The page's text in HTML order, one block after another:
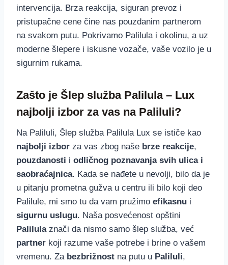
intervencija. Brza reakcija, siguran prevoz i
pristupačne cene čine nas pouzdanim partnerom
na svakom putu. Pokrivamo Palilula i okolinu, a uz
moderne šlepere i iskusne vozače, vaše vozilo je u
sigurnim rukama.
Zašto je Šlep služba Palilula – Lux
najbolji izbor za vas na Paliluli?
Na Paliluli, Šlep služba Palilula Lux se ističe kao
najbolji izbor za vas zbog naše brze reakcije,
pouzdanosti i odličnog poznavanja svih ulica i
saobraćajnica. Kada se nađete u nevolji, bilo da je
u pitanju prometna gužva u centru ili bilo koji deo
Palilule, mi smo tu da vam pružimo efikasnu i
sigurnu uslugu. Naša posvećenost opštini
Palilulaznači da nismo samo šlep služba, već
partner koji razume vaše potrebe i brine o vašem
vremenu. Za bezbrižnost na putu u Paliluli,